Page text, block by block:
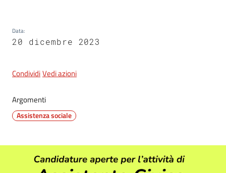
Tutti
gli
Data:
20 dicembre 2023
CondividiVedi azioni
Argomenti
Assistenza sociale